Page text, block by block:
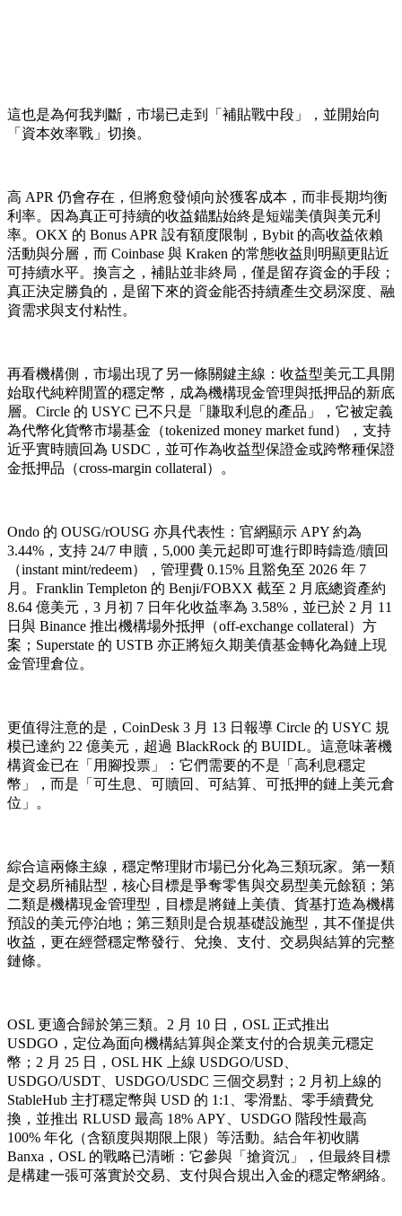
這也是為何我判斷，市場已走到「補貼戰中段」，並開始向
「資本效率戰」切換。
高 APR 仍會存在，但將愈發傾向於獲客成本，而非長期均衡
利率。因為真正可持續的收益錨點始終是短端美債與美元利
率。OKX 的 Bonus APR 設有額度限制，Bybit 的高收益依賴
活動與分層，而 Coinbase 與 Kraken 的常態收益則明顯更貼近
可持續水平。換言之，補貼並非終局，僅是留存資金的手段；
真正決定勝負的，是留下來的資金能否持續產生交易深度、融
資需求與支付粘性。
再看機構側，市場出現了另一條關鍵主線：收益型美元工具開
始取代純粹閒置的穩定幣，成為機構現金管理與抵押品的新底
層。Circle 的 USYC 已不只是「賺取利息的產品」，它被定義
為代幣化貨幣市場基金（tokenized money market fund），支持
近乎實時贖回為 USDC，並可作為收益型保證金或跨幣種保證
金抵押品（cross-margin collateral）。
Ondo 的 OUSG/rOUSG 亦具代表性：官網顯示 APY 約為
3.44%，支持 24/7 申贖，5,000 美元起即可進行即時鑄造/贖回
（instant mint/redeem），管理費 0.15% 且豁免至 2026 年 7
月。Franklin Templeton 的 Benji/FOBXX 截至 2 月底總資產約
8.64 億美元，3 月初 7 日年化收益率為 3.58%，並已於 2 月 11
日與 Binance 推出機構場外抵押（off-exchange collateral）方
案；Superstate 的 USTB 亦正將短久期美債基金轉化為鏈上現
金管理倉位。
更值得注意的是，CoinDesk 3 月 13 日報導 Circle 的 USYC 規
模已達約 22 億美元，超過 BlackRock 的 BUIDL。這意味著機
構資金已在「用腳投票」：它們需要的不是「高利息穩定
幣」，而是「可生息、可贖回、可結算、可抵押的鏈上美元倉
位」。
綜合這兩條主線，穩定幣理財市場已分化為三類玩家。第一類
是交易所補貼型，核心目標是爭奪零售與交易型美元餘額；第
二類是機構現金管理型，目標是將鏈上美債、貨基打造為機構
預設的美元停泊地；第三類則是合規基礎設施型，其不僅提供
收益，更在經營穩定幣發行、兌換、支付、交易與結算的完整
鏈條。
OSL 更適合歸於第三類。2 月 10 日，OSL 正式推出
USDGO，定位為面向機構結算與企業支付的合規美元穩定
幣；2 月 25 日，OSL HK 上線 USDGO/USD、
USDGO/USDT、USDGO/USDC 三個交易對；2 月初上線的
StableHub 主打穩定幣與 USD 的 1:1、零滑點、零手續費兌
換，並推出 RLUSD 最高 18% APY、USDGO 階段性最高
100% 年化（含額度與期限上限）等活動。結合年初收購
Banxa，OSL 的戰略已清晰：它參與「搶資沉」，但最終目標
是構建一張可落實於交易、支付與合規出入金的穩定幣網絡。